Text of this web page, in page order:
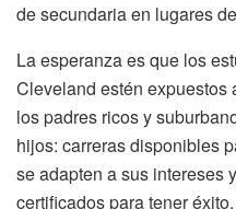
de secundaria en lugares
La esperanza es que los
Cleveland estén expuestos
los padres ricos y
hijos: carreras disponibles
se adapten a sus intereses
certificados para tener éxito.